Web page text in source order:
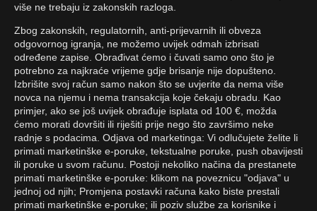
više ne trebaju iz zakonskih razloga.
Zbog zakonskih, regulatornih, anti-prijevarnih ili obveza
odgovornog igranja, ne možemo uvijek odmah izbrisati
određene zapise. Obrađivat ćemo i čuvati samo ono što je
potrebno za najkraće vrijeme gdje brisanje nije dopušteno.
Izbrišite svoj račun samo nakon što se uvjerite da nema više
novca na njemu i nema transakcija koje čekaju obradu. Kao
primjer, ako se još uvijek obrađuje isplata od 100 €, možda
ćemo morati dovršiti ili riješiti prije nego što završimo neke
radnje s podacima. Odjava od marketinga: Vi odlučujete želite li
primati marketinške e-poruke, tekstualne poruke, push obavijesti
ili poruke u svom računu. Postoji nekoliko načina da prestanete
primati marketinške e-poruke: klikom na poveznicu "odjava" u
jednoj od njih; Promjena postavki računa kako biste prestali
primati marketinške e-poruke; ili poziv službe za korisnike i